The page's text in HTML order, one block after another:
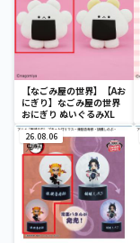
【なごみ屋の世界】【Aお
にぎり】なごみ屋の世界
おにぎり ぬいぐるみXL
26.08.06